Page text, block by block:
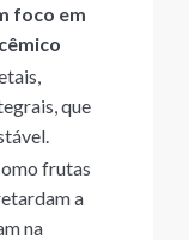
foco em
que
frutas
a
na